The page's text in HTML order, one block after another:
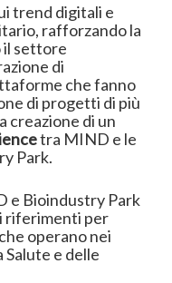
trend digitali e
rafforzando la
il settore
di
che fanno
di progetti di più
creazione di un
tra MIND e le
Park.
e Bioindustry Park
riferimenti per
operano nei
e delle